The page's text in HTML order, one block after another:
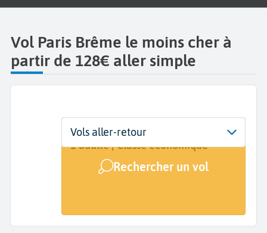
Vol Paris Brême le moins cher à
partir de 128€ aller simple
Départ
Paris (PAR)
Dates
Dates de votre voyage
Voyageurs | Classe
1 adulte | Classe économique
Rechercher un vol
Vols aller-retour